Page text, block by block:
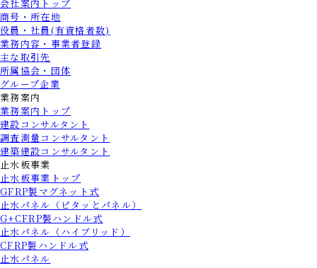
会社案内トップ
商号・所在地
役員・社員(有資格者数)
業務内容・事業者登録
主な取引先
所属協会・団体
グループ企業
業務案内
業務案内トップ
建設コンサルタント
調査測量コンサルタント
建築建設コンサルタント
止水板事業
止水板事業トップ
GFRP製マグネット式
止水パネル（ピタッとパネル）
G+CFRP製ハンドル式
止水パネル（ハイブリッド）
CFRP製ハンドル式
止水パネル